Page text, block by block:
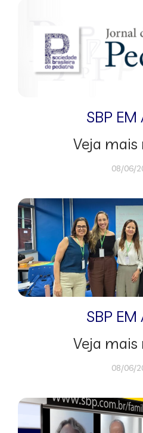
SBP EM
Veja mais
08/06/
SBP EM
Veja mais
08/06/